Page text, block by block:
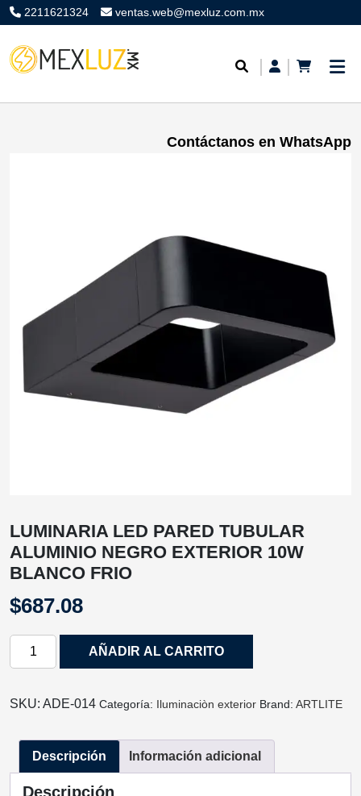
2211621324 ventas.web@mexluz.com.mx
Contáctanos en WhatsApp
LUMINARIA LED PARED TUBULAR
ALUMINIO NEGRO EXTERIOR 10W
BLANCO FRIO
$687.08
LUMINARIA
TUBULAR
NEGRO
EXTERIOR
10W
AÑADIR AL CARRITO
SKU: ADE-014 Categoría: Iluminaciòn exterior Brand: ARTLITE
Descripción Información adicional
Descripción